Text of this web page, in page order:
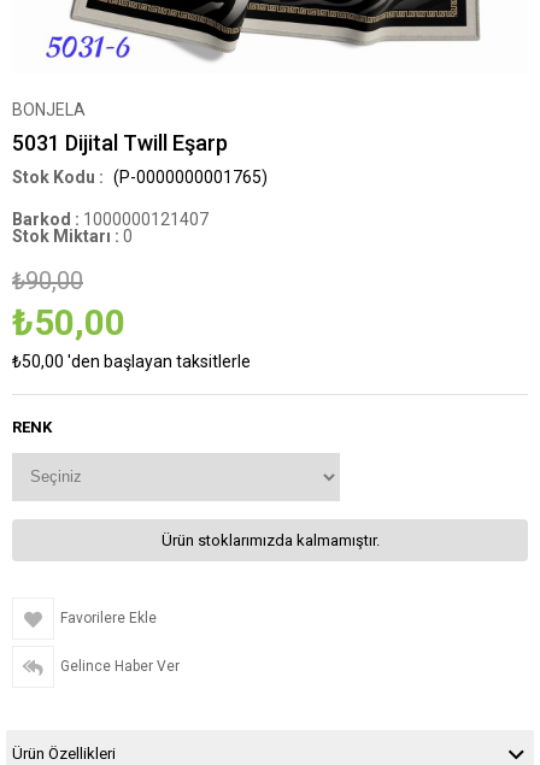
BONJELA
5031 Dijital Twill Eşarp
(P-0000000001765)
Barkod : 1000000121407
Stok Miktarı : 0
₺90,00
₺50,00
₺50,00 'den başlayan taksitlerle
RENK
Ürün stoklarımızda kalmamıştır.
Favorilere Ekle
Gelince Haber Ver
Ürün Özellikleri